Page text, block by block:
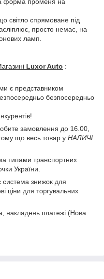
світло спрямоване під
просто немає, на
ламп.
Luxor Auto :
є представником
безпосередньо
замовлення до 16.00,
що весь товар у НАЛИЧІ
типами транспортних
України.
знижок для
ціни для торгувальних
накладень платежі (Нова